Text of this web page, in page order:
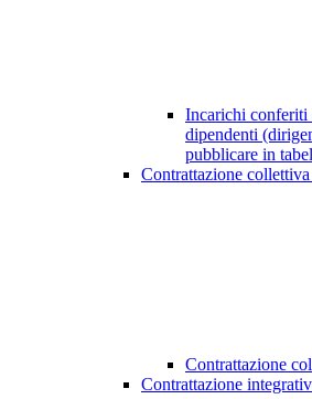
Incarichi conferiti
dipendenti
pubblicare in
Contrattazione collettiva
Contrattazione
Contrattazione